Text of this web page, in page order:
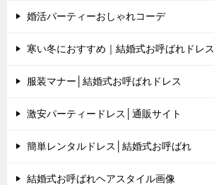
婚活パーティーおしゃれコーデ
寒い冬におすすめ｜結婚式お呼ばれドレス
服装マナー│結婚式お呼ばれドレス
激安パーティードレス│通販サイト
簡単レンタルドレス│結婚式お呼ばれ
結婚式お呼ばれヘアスタイル画像